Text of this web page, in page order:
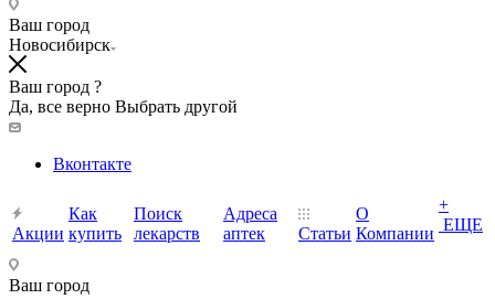
Ваш город
Новосибирск
Ваш город ?
Да, все верно Выбрать другой
Вконтакте
Акции
Как
купить
Поиск
лекарств
Адреса
аптек
Статьи
О
Компании
+
ЕЩЕ
Ваш город